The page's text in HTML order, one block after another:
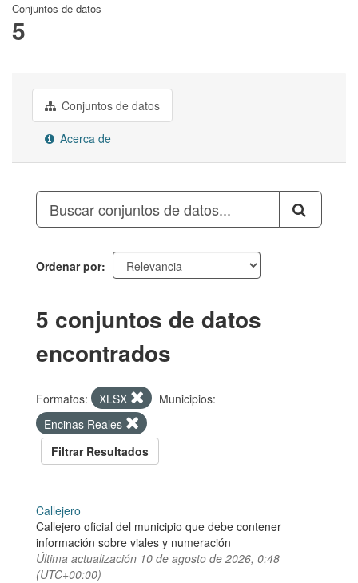
Conjuntos de datos
5
Conjuntos de datos
Acerca de
Ordenar por
5 conjuntos de datos
encontrados
Formatos: XLSX
Municipios:
Encinas Reales
Filtrar Resultados
Callejero
Callejero oficial del municipio que debe contener
información sobre viales y numeración
Última actualización 10 de agosto de 2026, 0:48
(UTC+00:00)